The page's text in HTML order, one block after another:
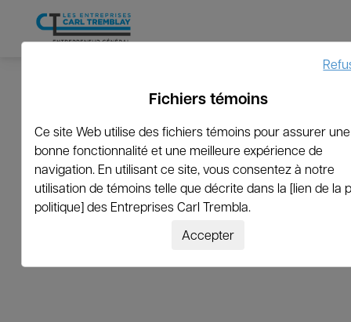
Fichiers témoins
Ce site Web utilise des fichiers témoins pour assurer une
bonne fonctionnalité et une meilleure expérience de
navigation. En utilisant ce site, vous consentez à notre
utilisation de témoins telle que décrite dans la [lien de la
politique] des Entreprises Carl Trembla.
Accepter